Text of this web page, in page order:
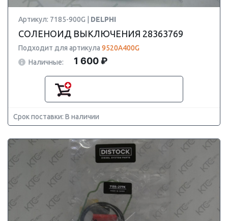
Артикул: 7185-900G | DELPHI
СОЛЕНОИД ВЫКЛЮЧЕНИЯ 28363769
Подходит для артикула 9520A400G
Наличные:
1 600 ₽
Срок поставки: В наличии